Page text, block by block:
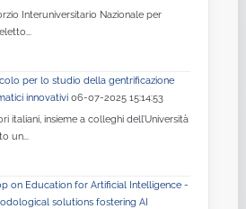
Interuniversitario Nazionale per
per lo studio della gentrificazione
innovativi 06-07-2025 15:14:53
italiani, insieme a colleghi dell’Università
un...
on Education for Artificial Intelligence -
solutions fostering AI